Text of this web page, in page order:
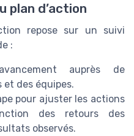
plan d’action
repose sur un suivi
:
auprès de
et des équipes.
pour ajuster les actions
des retours des
observés.